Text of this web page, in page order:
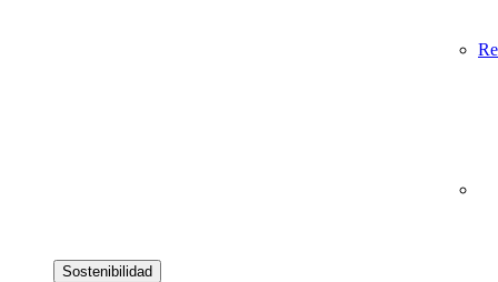
Sostenibilidad